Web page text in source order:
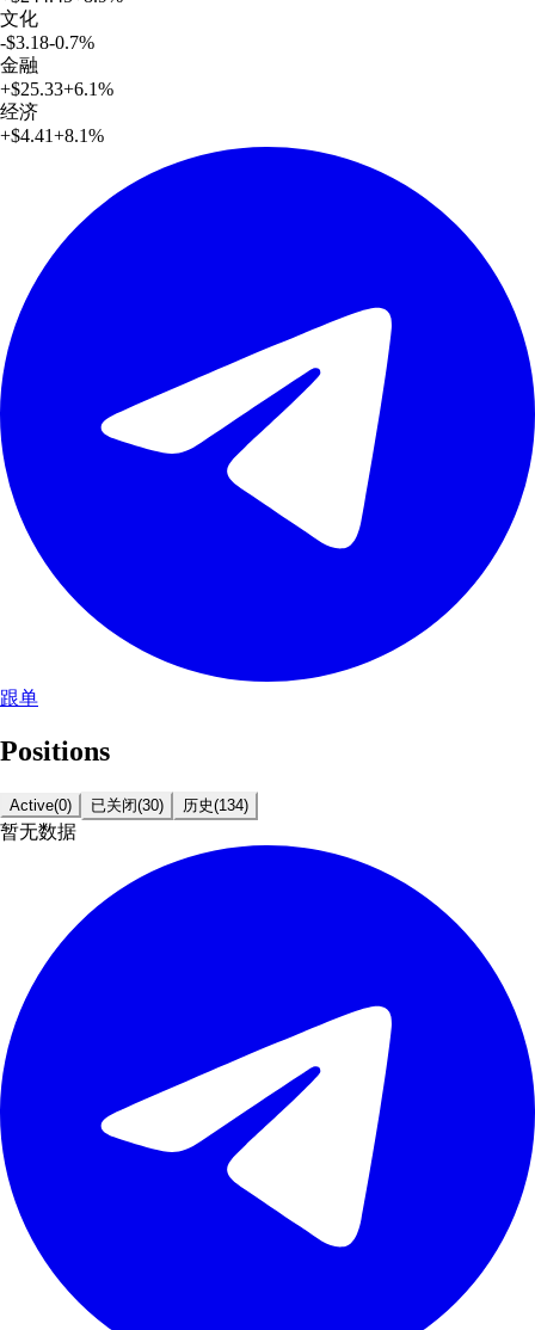
文化
-$3.18-0.7%
金融
+$25.33+6.1%
经济
+$4.41+8.1%
跟单
Positions
Active(0) 已关闭(30) 历史(134)
暂无数据